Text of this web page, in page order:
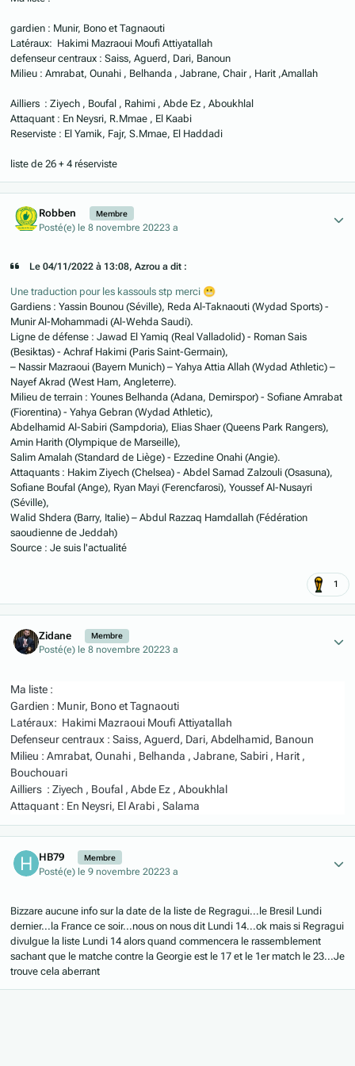
gardien : Munir, Bono et Tagnaouti
Latéraux: Hakimi Mazraoui Moufi Attiyatallah
defenseur centraux : Saiss, Aguerd, Dari, Banoun
Milieu : Amrabat, Ounahi , Belhanda , Jabrane, Chair , Harit ,Amallah
Ailliers : Ziyech , Boufal , Rahimi , Abde Ez , Aboukhlal
Attaquant : En Neysri, R.Mmae , El Kaabi
Reserviste : El Yamik, Fajr, S.Mmae, El Haddadi
liste de 26 + 4 réserviste
Robben Membre
Posté(e) le 8 novembre 20223 a
Le 04/11/2022 à 13:08, Azrou a dit :
Une traduction pour les kassouls stp merci 😬
Gardiens : Yassin Bounou (Séville), Reda Al-Taknaouti (Wydad Sports) -
Munir Al-Mohammadi (Al-Wehda Saudi).
Ligne de défense : Jawad El Yamiq (Real Valladolid) - Roman Sais
(Besiktas) - Achraf Hakimi (Paris Saint-Germain),
– Nassir Mazraoui (Bayern Munich) – Yahya Attia Allah (Wydad Athletic) –
Nayef Akrad (West Ham, Angleterre).
Milieu de terrain : Younes Belhanda (Adana, Demirspor) - Sofiane Amrabat
(Fiorentina) - Yahya Gebran (Wydad Athletic),
Abdelhamid Al-Sabiri (Sampdoria), Elias Shaer (Queens Park Rangers),
Amin Harith (Olympique de Marseille),
Salim Amalah (Standard de Liège) - Ezzedine Onahi (Angie).
Attaquants : Hakim Ziyech (Chelsea) - Abdel Samad Zalzouli (Osasuna),
Sofiane Boufal (Ange), Ryan Mayi (Ferencfarosi), Youssef Al-Nusayri
(Séville),
Walid Shdera (Barry, Italie) – Abdul Razzaq Hamdallah (Fédération
saoudienne de Jeddah)
Source : Je suis l'actualité
1
Zidane Membre
Posté(e) le 8 novembre 20223 a
Ma liste :
Gardien : Munir, Bono et Tagnaouti
Latéraux: Hakimi Mazraoui Moufi Attiyatallah
Defenseur centraux : Saiss, Aguerd, Dari, Abdelhamid, Banoun
Milieu : Amrabat, Ounahi , Belhanda , Jabrane, Sabiri , Harit ,
Bouchouari
Ailliers : Ziyech , Boufal , Abde Ez , Aboukhlal
Attaquant : En Neysri, El Arabi , Salama
HB79 Membre
Posté(e) le 9 novembre 20223 a
Bizzare aucune info sur la date de la liste de Regragui...le Bresil Lundi
dernier...la France ce soir...nous on nous dit Lundi 14...ok mais si Regragui
divulgue la liste Lundi 14 alors quand commencera le rassemblement
sachant que le matche contre la Georgie est le 17 et le 1er match le 23...Je
trouve cela aberrant